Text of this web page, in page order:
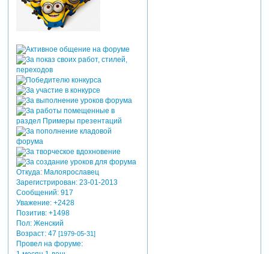
Откуда:Малоярославец
Зарегистрирован: 23-01-2013
Сообщений:917
Уважение: +2428
Позитив: +1498
Пол:Женский
Возраст:47 [1979-05-31]
Провел на форуме: